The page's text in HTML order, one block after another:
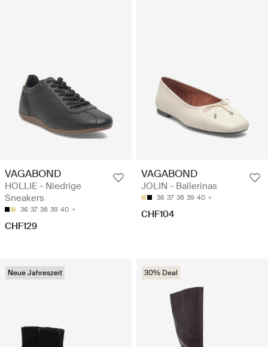
VAGABOND
HOLLIE - Niedrige
Sneakers
36 37 38 39 40
CHF129
VAGABOND
JOLIN - Ballerinas
36 37 38 39 40
CHF104
Neue Jahreszeit 30% Deal